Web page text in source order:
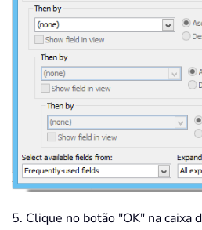
5. Clique no botão "OK" na caixa